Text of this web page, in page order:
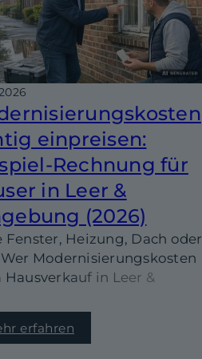
einpreisen:
Rechnung für
in Leer &
(2026)
Fenster, Heizung, Dach oder
Wer Modernisierungskosten
Hausverkauf in Leer &
deutlich entspannter.
findest du eine
erfahren